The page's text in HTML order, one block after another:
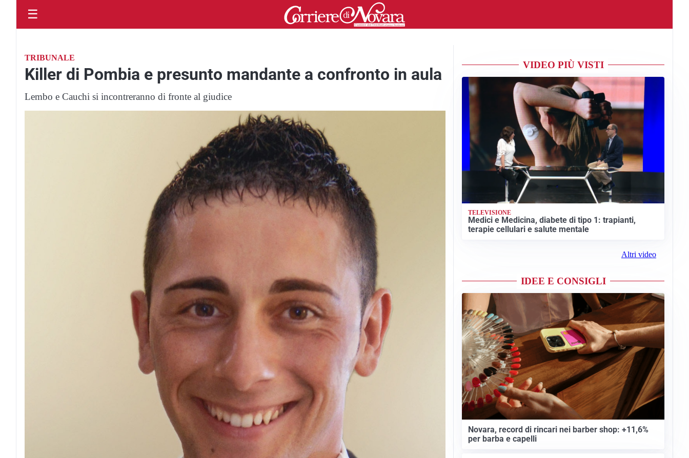
☰
TRIBUNALE
Killer di Pombia e presunto mandante a confronto in aula
Lembo e Cauchi si incontreranno di fronte al giudice
VIDEO PIÙ VISTI
TELEVISIONE
Medici e Medicina, diabete di tipo 1: trapianti,
terapie cellulari e salute mentale
Altri video
IDEE E CONSIGLI
Novara, record di rincari nei barber shop: +11,6%
per barba e capelli